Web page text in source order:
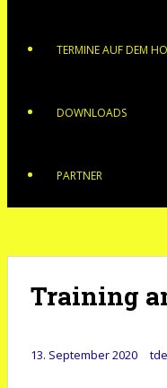
TERMINE AUF DEM
DOWNLOADS
PARTNER
Training
13. September 2020